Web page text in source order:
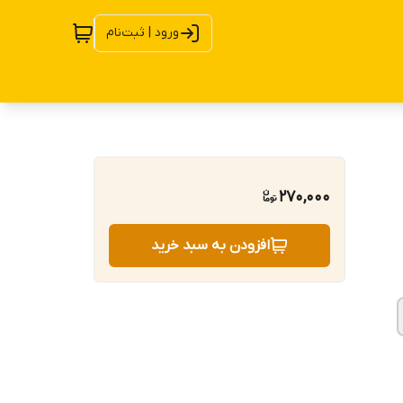
ورود | ثبت‌نام
270,000
افزودن به سبد خرید